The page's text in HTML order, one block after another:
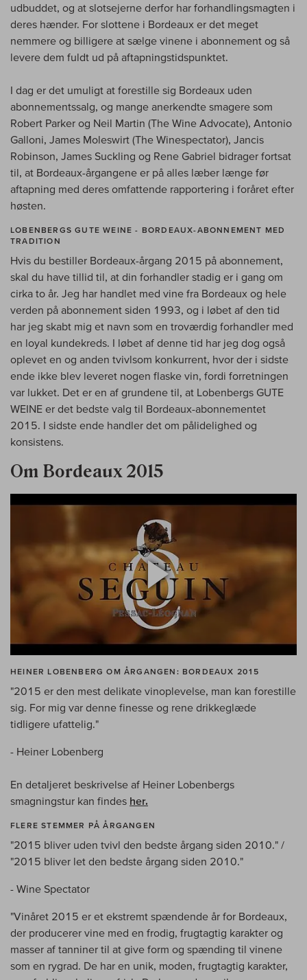
udbuddet, og at slotsejerne derfor har forhandlingsmagten i
deres hænder. For slottene i Bordeaux er det meget
nemmere og billigere at sælge vinene i abonnement og så
levere dem fuldt ud på aftapningstidspunktet.
I dag er det umuligt at forestille sig Bordeaux uden
abonnementssalg, og mange anerkendte smagere som
Robert Parker og Neil Martin (The Wine Advocate), Antonio
Galloni, James Moleswirt (The Winespectator), Jancis
Robinson, James Suckling og Rene Gabriel bidrager fortsat
til, at Bordeaux-årgangene er på alles læber længe før
aftapning med deres omfattende rapportering i foråret efter
høsten.
LOBENBERGS GUTE WEINE - BORDEAUX-ABONNEMENT MED
TRADITION
Hvis du bestiller Bordeaux-årgang 2015 på abonnement,
skal du have tillid til, at din forhandler stadig er i gang om
cirka to år. Jeg har handlet med vine fra Bordeaux og hele
verden på abonnement siden 1993, og i løbet af den tid
har jeg skabt mig et navn som en troværdig forhandler med
en loyal kundekreds. I løbet af denne tid har jeg dog også
oplevet en og anden tvivlsom konkurrent, hvor der i sidste
ende ikke blev leveret nogen flaske vin, fordi forretningen
var lukket. Det er en af grundene til, at Lobenbergs GUTE
WEINE er det bedste valg til Bordeaux-abonnementet
2015. I sidste ende handler det om pålidelighed og
konsistens.
Om Bordeaux 2015
HEINER LOBENBERG OM ÅRGANGEN: BORDEAUX 2015
"2015 er den mest delikate vinoplevelse, man kan forestille
sig. For mig var denne finesse og rene drikkeglæde
tidligere ufattelig."
- Heiner Lobenberg
En detaljeret beskrivelse af Heiner Lobenbergs
smagningstur kan findes her.
FLERE STEMMER PÅ ÅRGANGEN
"2015 bliver uden tvivl den bedste årgang siden 2010." /
"2015 bliver let den bedste årgang siden 2010."
- Wine Spectator
"Vinåret 2015 er et ekstremt spændende år for Bordeaux,
der producerer vine med en frodig, frugtagtig karakter og
masser af tanniner til at give form og spænding til vinene
som en rygrad. De har en unik, moden, frugtagtig karakter,